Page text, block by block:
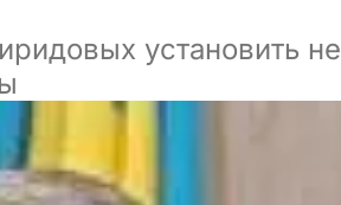
установить не